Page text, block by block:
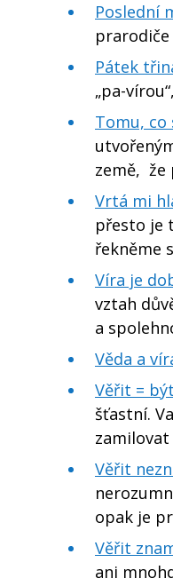
Poslední
Pátek
„pa-
Tomu, co
země, že
Vrtá mi
přesto je
řekněme
Víra je
vztah
a
Věda a
Věřit =
šťastní.
Věřit
opak je
Věřit
ani